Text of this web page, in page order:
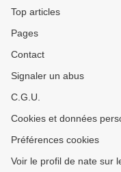
Top articles
Pages
Contact
Signaler un abus
C.G.U.
Cookies et données
Préférences cookies
Voir le profil de nate sur